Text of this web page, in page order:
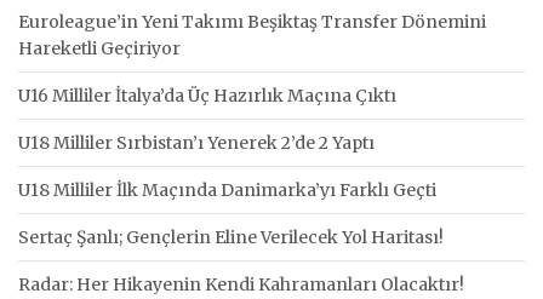
Euroleague’in Yeni Takımı Beşiktaş Transfer Dönemini
Hareketli Geçiriyor
U16 Milliler İtalya’da Üç Hazırlık Maçına Çıktı
U18 Milliler Sırbistan’ı Yenerek 2’de 2 Yaptı
U18 Milliler İlk Maçında Danimarka’yı Farklı Geçti
Sertaç Şanlı; Gençlerin Eline Verilecek Yol Haritası!
Radar: Her Hikayenin Kendi Kahramanları Olacaktır!